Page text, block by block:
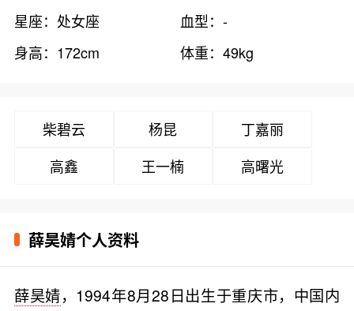
星座：处女座
血型：-
身高：172cm
体重：49kg
柴碧云 杨昆
丁嘉丽
高鑫
王一楠 高曙光
薛昊婧个人资料
薛昊婧，1994年8月28日出生于重庆市，中国内